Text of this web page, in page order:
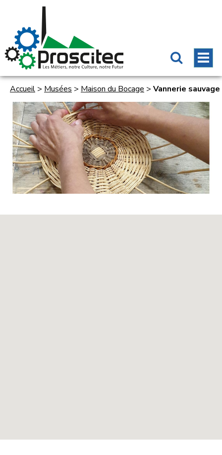
Accueil > Musées > Maison du Bocage > Vannerie sauvage